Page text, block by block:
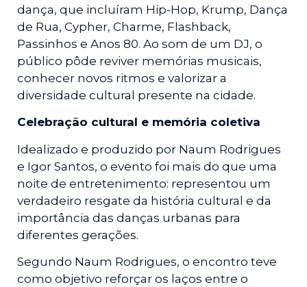
dança, que incluíram Hip-Hop, Krump, Dança
de Rua, Cypher, Charme, Flashback,
Passinhos e Anos 80. Ao som de um DJ, o
público pôde reviver memórias musicais,
conhecer novos ritmos e valorizar a
diversidade cultural presente na cidade.
Celebração cultural e memória coletiva
Idealizado e produzido por Naum Rodrigues
e Igor Santos, o evento foi mais do que uma
noite de entretenimento: representou um
verdadeiro resgate da história cultural e da
importância das danças urbanas para
diferentes gerações.
Segundo Naum Rodrigues, o encontro teve
como objetivo reforçar os laços entre o